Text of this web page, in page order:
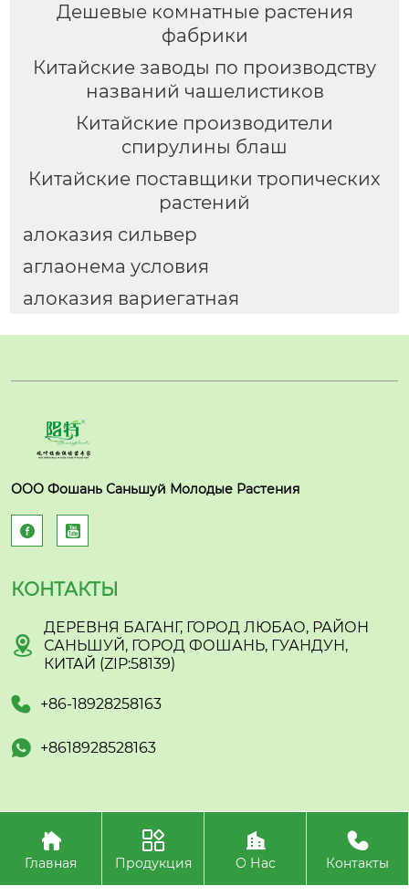
Дешевые комнатные растения
фабрики
Китайские заводы по производству
названий чашелистиков
Китайские производители
спирулины блаш
Китайские поставщики тропических
растений
алоказия сильвер
аглаонема условия
алоказия вариегатная
ООО Фошань Саньшуй Молодые Растения
 
КОНТАКТЫ

ДЕРЕВНЯ БАГАНГ, ГОРОД ЛЮБАО, РАЙОН
САНЬШУЙ, ГОРОД ФОШАНЬ, ГУАНДУН,
КИТАЙ (ZIP:58139)
 +86-18928258163
 +8618928528163
Авторское право©ООО
Фошань Саньшуй Молодые Растения

Главная

Продукция

О Нас

Контакты